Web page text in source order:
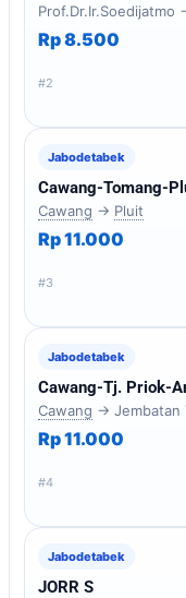
Prof.Dr.Ir.Soedijatmo
Rp 8.500
#2
Jabodetabek
Cawang-Tomang-
Cawang → Pluit
Rp 11.000
#3
Jabodetabek
Cawang-Tj. Priok-
Cawang → Jembatan
Rp 11.000
#4
Jabodetabek
JORR S